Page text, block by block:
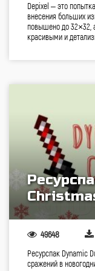
Depixel – это
внесения больших
повышено до 32×32,
красивыми и
49648
Ресурспак Dynamic
сражений в